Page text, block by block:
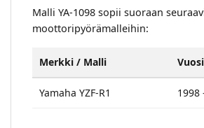
Malli YA-1098 sopii suoraan
moottoripyörämalleihin:
Merkki / Malli
Yamaha YZF-R1 1998